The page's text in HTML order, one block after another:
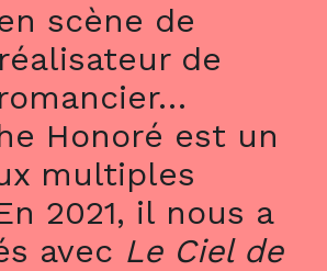
scène de
de
Honoré est un
multiples
2021, il nous a
avec Le Ciel de